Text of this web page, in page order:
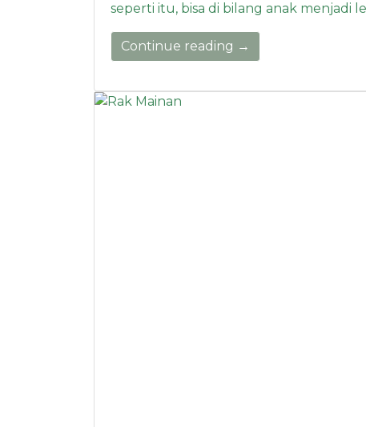
seperti itu, bisa di bilang anak menjadi
Continue reading →